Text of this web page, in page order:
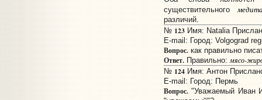
существительного
различий.
№ 123Имя: Natalia
E-mail: Город: Volgograd
Вопрос.как правильно
Ответ.Правильно:мясо-
№ 124Имя: Антон
E-mail: Город: Пермь
Вопрос."Уважаемый Иван